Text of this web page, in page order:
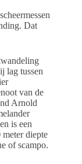
Dat
lag tussen
van de
Arnold
is een
diepte
of scampo.